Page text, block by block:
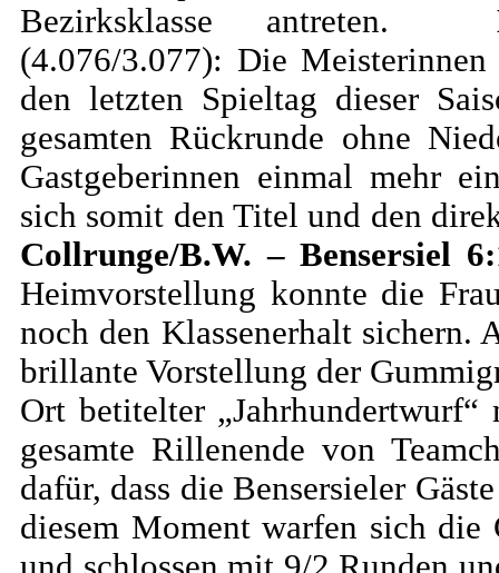
Bezirksklasse antreten.
(4.076/3.077): Die
den letzten Spieltag dieser
gesamten Rückrunde ohne
Gastgeberinnen einmal mehr
sich somit den Titel und den
Collrunge/B.W. – Bensersiel
Heimvorstellung konnte die
noch den Klassenerhalt sichern.
brillante Vorstellung der
Ort betitelter
gesamte Rillenende von
dafür, dass die Bensersieler
diesem Moment warfen sich die